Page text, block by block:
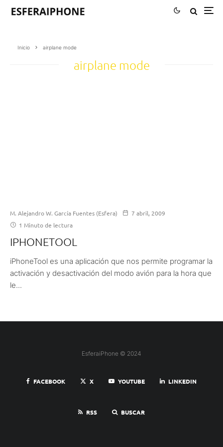
Inicio airplane mode
airplane mode
M. Alejandro W. García Fuentes (Esfera)
7 abril, 2009
1 Minuto de lectura
IPHONETOOL
iPhoneTool es una aplicación que nos permite programar la
activación y desactivación del modo avión para la hora que
le...
EsferaiPhone © 2024
FACEBOOK X YOUTUBE LINKEDIN
RSS BUSCAR